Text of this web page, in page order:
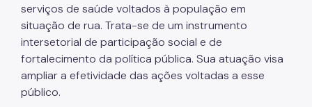
Pessoas Desaparecidas
Políticas sobre Drogas
População em Situação de Rua
Povos Indígenas
serviços de saúde voltados à população em
situação de rua. Trata-se de um instrumento
intersetorial de participação social e de
fortalecimento da política pública. Sua atuação visa
ampliar a efetividade das ações voltadas a esse
público.